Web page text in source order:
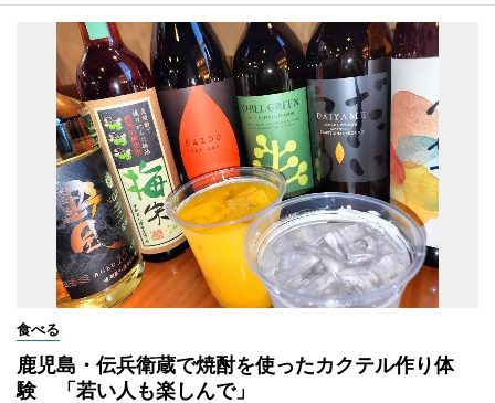
食べる
鹿児島・伝兵衛蔵で焼酎を使ったカクテル作り体
験 「若い人も楽しんで」